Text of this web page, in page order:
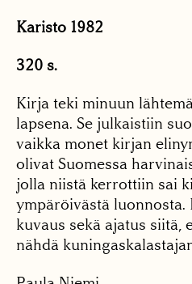
Karisto 1982
320 s.
Kirja teki minuun
lapsena. Se julkaistiin
vaikka monet kirjan
olivat Suomessa
jolla niistä kerrottiin sai
ympäröivästä
kuvaus sekä ajatus siitä,
nähdä